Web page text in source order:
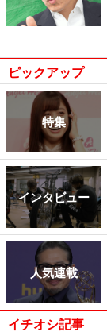
ピックアップ
特集
インタビュー
人気連載
イチオシ記事